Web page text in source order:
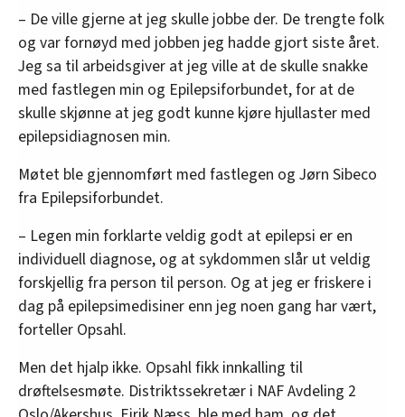
– De ville gjerne at jeg skulle jobbe der. De trengte folk
og var fornøyd med jobben jeg hadde gjort siste året.
Jeg sa til arbeidsgiver at jeg ville at de skulle snakke
med fastlegen min og Epilepsiforbundet, for at de
skulle skjønne at jeg godt kunne kjøre hjullaster med
epilepsidiagnosen min.
Møtet ble gjennomført med fastlegen og Jørn Sibeco
fra Epilepsiforbundet.
– Legen min forklarte veldig godt at epilepsi er en
individuell diagnose, og at sykdommen slår ut veldig
forskjellig fra person til person. Og at jeg er friskere i
dag på epilepsimedisiner enn jeg noen gang har vært,
forteller Opsahl.
Men det hjalp ikke. Opsahl fikk innkalling til
drøftelsesmøte. Distriktssekretær i NAF Avdeling 2